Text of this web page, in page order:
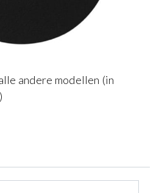
andere modellen (in